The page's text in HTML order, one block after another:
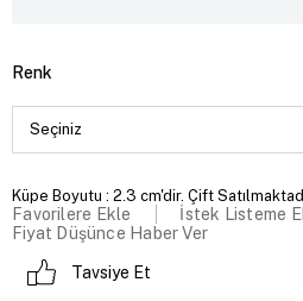
Renk
Küpe Boyutu : 2.3 cm'dir. Çift
Favorilere Ekle
İstek Listeme
Fiyat Düşünce Haber Ver
Tavsiye Et